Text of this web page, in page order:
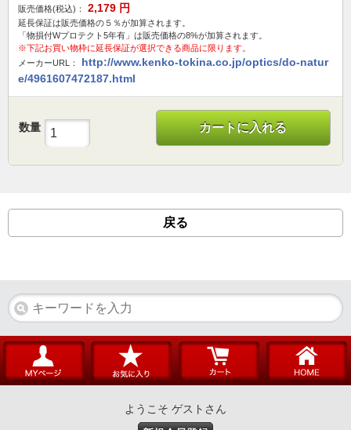
販売価格(税込)：
2,179 円
延長保証は販売価格の５％が加算されます。
「物損付Wプロテクト5年有」は販売価格の8%が加算されます。
※下記お買い物枠に延長保証が選択できる商品に限ります。
メーカーURL：
http://www.kenko-tokina.co.jp/optics/do-natur
e/4961607472187.html
数量 カートに入れる
戻る
ようこそ ゲストさん